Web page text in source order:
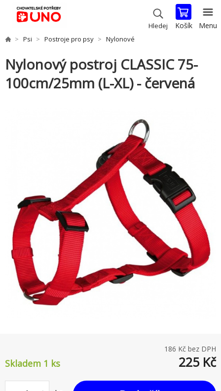
Hledej Košík Menu
Psi Postroje pro psy Nylonové
Nylonový postroj CLASSIC 75-
100cm/25mm (L-XL) - červená
186 Kč bez DPH
Skladem 1 ks 225 Kč